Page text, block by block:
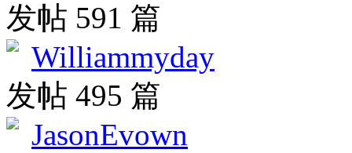
发帖 591 篇
Williammyday
发帖 495 篇
JasonEvown